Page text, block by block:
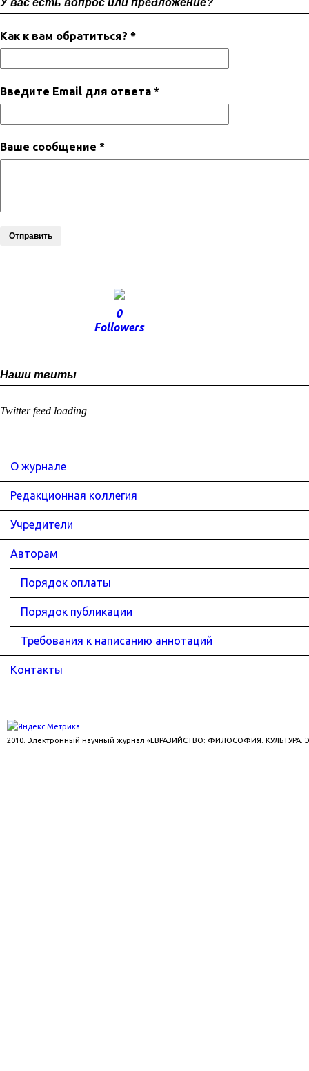
Как к вам обратиться? *
Введите Email для ответа *
Ваше сообщение *
Отправить
0
Followers
Наши твиты
Twitter feed loading
О журнале
Редакционная коллегия
Учредители
Авторам
Порядок оплаты
Порядок публикации
Требования к написанию аннотаций
Контакты
2010. Электронный научный журнал «ЕВРАЗИЙСТВО: ФИЛОСОФИЯ. КУЛЬТУРА.